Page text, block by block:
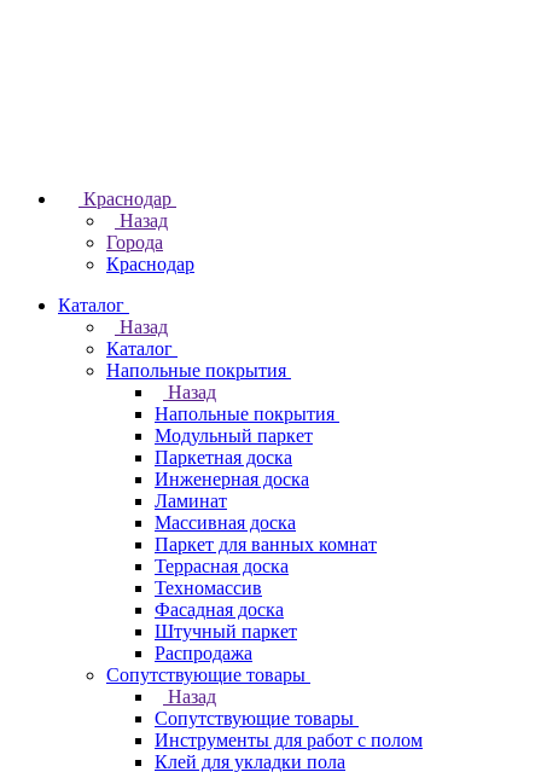
Краснодар
Назад
Города
Краснодар
Каталог
Назад
Каталог
Напольные покрытия
Назад
Напольные покрытия
Модульный паркет
Паркетная доска
Инженерная доска
Ламинат
Массивная доска
Паркет для ванных комнат
Террасная доска
Техномассив
Фасадная доска
Штучный паркет
Распродажа
Сопутствующие товары
Назад
Сопутствующие товары
Инструменты для работ с полом
Клей для укладки пола